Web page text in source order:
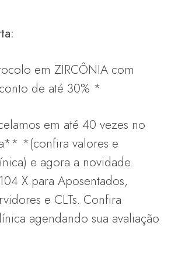
em ZIRCÔNIA com
de até 30% *
em até 40 vezes no
*(confira valores e
e agora a novidade.
X para Aposentados,
e CLTs. Confira
agendando sua avaliação